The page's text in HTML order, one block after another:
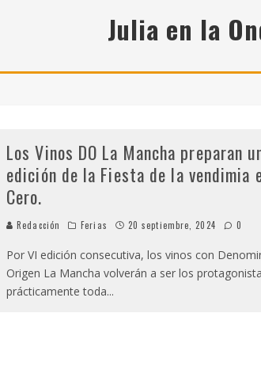
MARCADO POR LA LLEGADA DE NUEVOS VINOS,
Julia en la
Los Vinos DO La Mancha preparan
edición de la Fiesta de la vendimia
Cero.
Redacción Ferias 20 septiembre, 2024 0
Por VI edición consecutiva, los vinos con
Origen La Mancha volverán a ser los
prácticamente toda...